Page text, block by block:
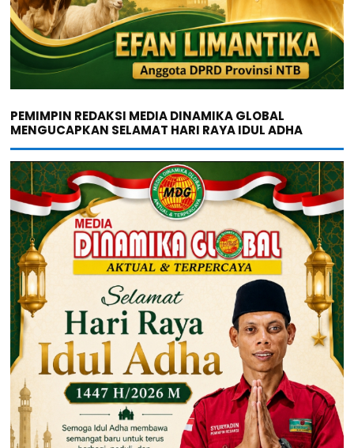
PEMIMPIN REDAKSI MEDIA DINAMIKA GLOBAL
MENGUCAPKAN SELAMAT HARI RAYA IDUL ADHA